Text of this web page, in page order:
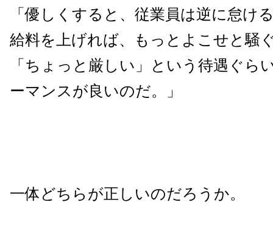
「優しくすると、従業員は逆に怠け
給料を上げれば、もっとよこせと騒
「ちょっと厳しい」という待遇ぐら
ーマンスが良いのだ。」
一体どちらが正しいのだろうか。